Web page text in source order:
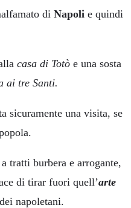
di Napoli e quindi
casa di Totò e una sosta
ai tre Santi.
sicuramente una visita, se
tratti burbera e arrogante,
di tirar fuori quell’arte
napoletani.